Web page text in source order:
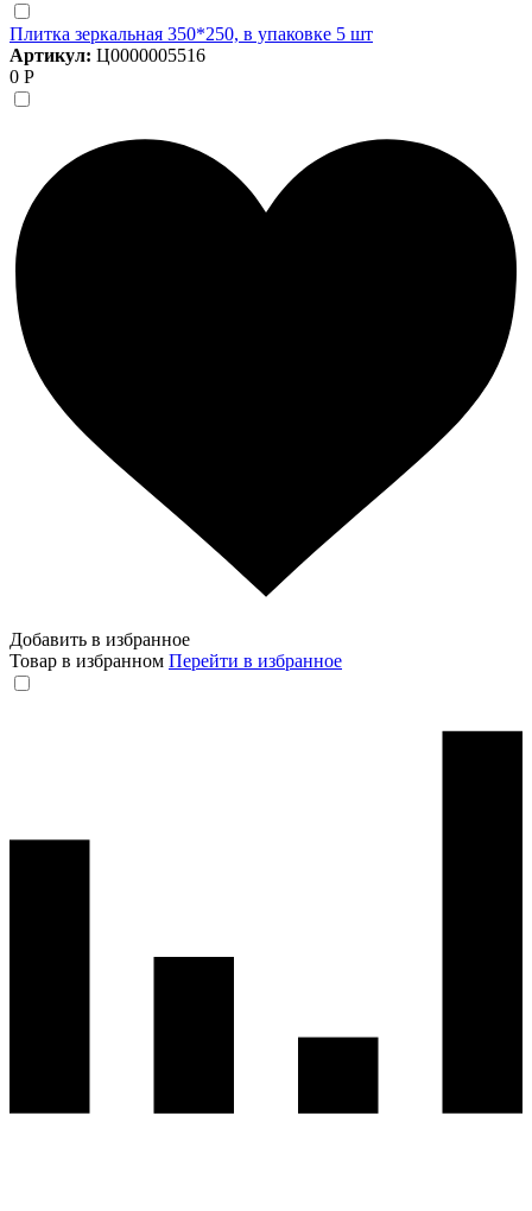
Плитка зеркальная 350*250, в упаковке 5 шт
Артикул: Ц0000005516
0 Р
Добавить в избранное
Товар в избранном Перейти в избранное